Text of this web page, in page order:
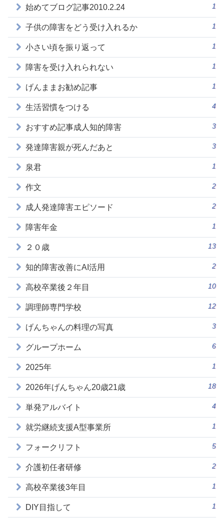
始めてブログ記事2010.2.24 1
子供の障害をどう受け入れるか 1
小さい頃を振り返って 1
障害を受け入れられない 1
げんままお勧め記事 1
生活習慣をつける 4
おすすめ記事成人知的障害 3
発達障害親が死んだあと 3
泉君 1
作文 2
成人発達障害エピソード 2
障害年金 1
２０歳 13
知的障害改善にAI活用 2
高校卒業後２年目 10
調理師専門学校 12
げんちゃんの料理の写真 3
グループホーム 6
2025年 1
2026年げんちゃん20歳21歳 18
単発アルバイト 4
就労継続支援A型事業所 1
フォークリフト 5
介護初任者研修 2
高校卒業後3年目 1
DIY目指して 1